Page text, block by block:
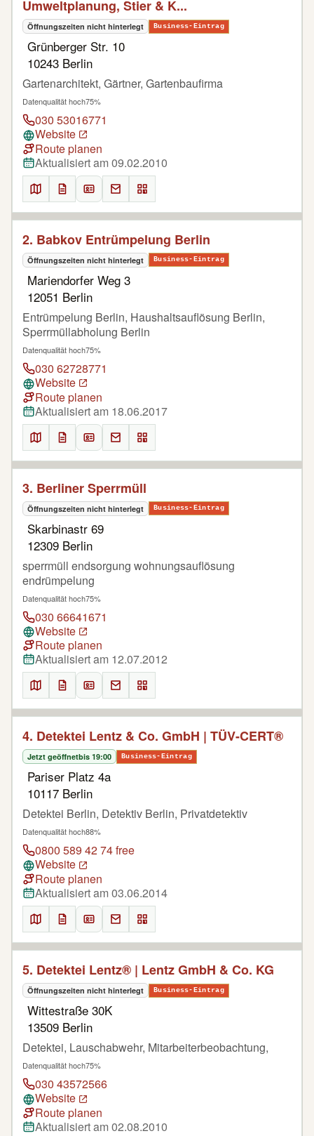
Umweltplanung, Stier & K...
Öffnungszeiten nicht hinterlegt Business-Eintrag
Grünberger Str. 10
10243 Berlin
Gartenarchitekt, Gärtner, Gartenbaufirma
Datenqualität hoch75%
030 53016771
Website
Route planen
Aktualisiert am 09.02.2010
2. Babkov Entrümpelung Berlin
Öffnungszeiten nicht hinterlegt Business-Eintrag
Mariendorfer Weg 3
12051 Berlin
Entrümpelung Berlin, Haushaltsauflösung Berlin,
Sperrmüllabholung Berlin
Datenqualität hoch75%
030 62728771
Website
Route planen
Aktualisiert am 18.06.2017
3. Berliner Sperrmüll
Öffnungszeiten nicht hinterlegt Business-Eintrag
Skarbinastr 69
12309 Berlin
sperrmüll endsorgung wohnungsauflösung
endrümpelung
Datenqualität hoch75%
030 66641671
Website
Route planen
Aktualisiert am 12.07.2012
4. Detektei Lentz & Co. GmbH | TÜV-CERT®
Jetzt geöffnetbis 19:00 Business-Eintrag
Pariser Platz 4a
10117 Berlin
Detektei Berlin, Detektiv Berlin, Privatdetektiv
Datenqualität hoch88%
0800 589 42 74 free
Website
Route planen
Aktualisiert am 03.06.2014
5. Detektei Lentz® | Lentz GmbH & Co. KG
Öffnungszeiten nicht hinterlegt Business-Eintrag
Wittestraße 30K
13509 Berlin
Detektei, Lauschabwehr, Mitarbeiterbeobachtung,
Datenqualität hoch75%
030 43572566
Website
Route planen
Aktualisiert am 02.08.2010